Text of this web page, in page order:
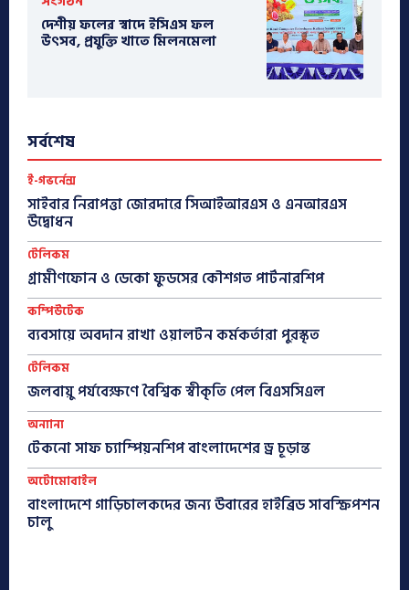
দেশীয় ফলের স্বাদে ইসিএস ফল
উৎসব, প্রযুক্তি খাতে মিলনমেলা
সর্বশেষ
ই-গভর্নেন্স
সাইবার নিরাপত্তা জোরদারে সিআইআরএস ও এনআরএস
উদ্বোধন
টেলিকম
গ্রামীণফোন ও ডেকো ফুডসের কৌশগত পার্টনারশিপ
কম্পিউটেক
ব্যবসায়ে অবদান রাখা ওয়ালটন কর্মকর্তারা পুরস্কৃত
টেলিকম
জলবায়ু পর্যবেক্ষণে বৈশ্বিক স্বীকৃতি পেল বিএসসিএল
অন্যান্য
টেকনো সাফ চ্যাম্পিয়নশিপ বাংলাদেশের ড্র চূড়ান্ত
অটোমোবাইল
বাংলাদেশে গাড়িচালকদের জন্য উবারের হাইব্রিড সাবস্ক্রিপশন
চালু